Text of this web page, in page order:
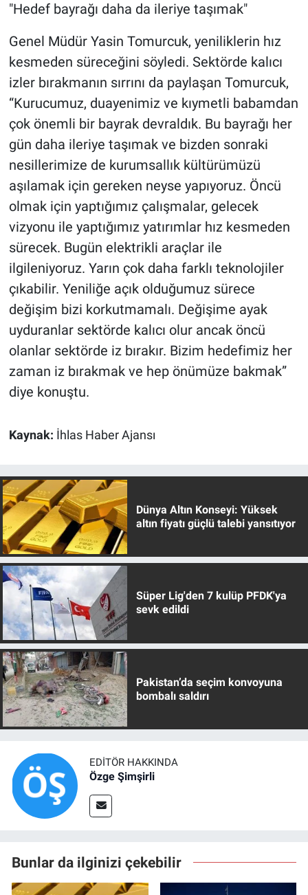
"Hedef bayrağı daha da ileriye taşımak"
Genel Müdür Yasin Tomurcuk, yeniliklerin hız
kesmeden süreceğini söyledi. Sektörde kalıcı
izler bırakmanın sırrını da paylaşan Tomurcuk,
“Kurucumuz, duayenimiz ve kıymetli babamdan
çok önemli bir bayrak devraldık. Bu bayrağı her
gün daha ileriye taşımak ve bizden sonraki
nesillerimize de kurumsallık kültürümüzü
aşılamak için gereken neyse yapıyoruz. Öncü
olmak için yaptığımız çalışmalar, gelecek
vizyonu ile yaptığımız yatırımlar hız kesmeden
sürecek. Bugün elektrikli araçlar ile
ilgileniyoruz. Yarın çok daha farklı teknolojiler
çıkabilir. Yeniliğe açık olduğumuz sürece
değişim bizi korkutmamalı. Değişime ayak
uyduranlar sektörde kalıcı olur ancak öncü
olanlar sektörde iz bırakır. Bizim hedefimiz her
zaman iz bırakmak ve hep önümüze bakmak”
diye konuştu.
Kaynak: İhlas Haber Ajansı
Dünya Altın Konseyi: Yüksek
altın fiyatı güçlü talebi yansıtıyor
Süper Lig'den 7 kulüp PFDK'ya
sevk edildi
Pakistan’da seçim konvoyuna
bombalı saldırı
EDITÖR HAKKINDA
Özge Şimşirli
Bunlar da ilginizi çekebilir